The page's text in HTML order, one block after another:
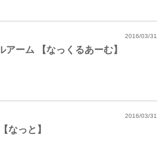
2016/03/31
アーム 【なっくるあーむ】
2016/03/31
なっと】